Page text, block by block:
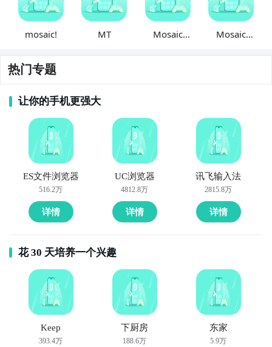
mosaic! MT
Mosaic
Mosaic
热门专题
让你的手机更强大
ES文件浏览器
516.2万
详情
UC浏览器
4812.8万
详情
讯飞输入法
2815.8万
详情
花 30 天培养一个兴趣
Keep
393.4万
下厨房
188.6万
东家
5.9万